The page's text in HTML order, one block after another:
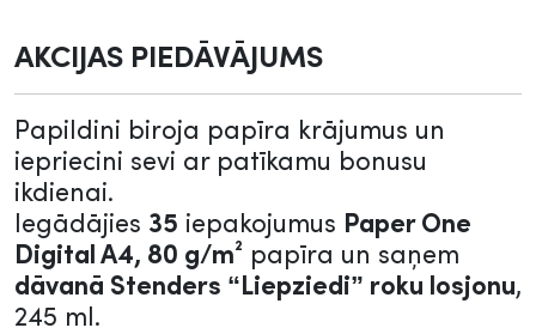
AKCIJAS PIEDĀVĀJUMS
Papildini biroja papīra krājumus un
iepriecini sevi ar patīkamu bonusu
ikdienai.
Iegādājies 35 iepakojumus Paper One
Digital A4, 80 g/m² papīra un saņem
dāvanā Stenders “Liepziedi” roku losjonu,
245 ml.